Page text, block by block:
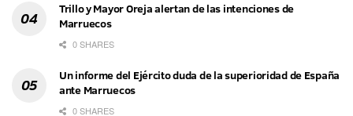
Trillo y Mayor Oreja alertan de las intenciones de
Marruecos
0 SHARES
Un informe del Ejército duda de la superioridad de España
ante Marruecos
0 SHARES